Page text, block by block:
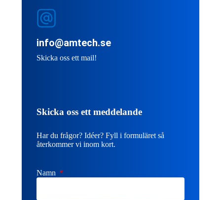
info@amtech.se
Skicka oss ett mail!
Skicka oss ett meddelande
Har du frågor? Idéer? Fyll i formuläret så
återkommer vi inom kort.
Namn